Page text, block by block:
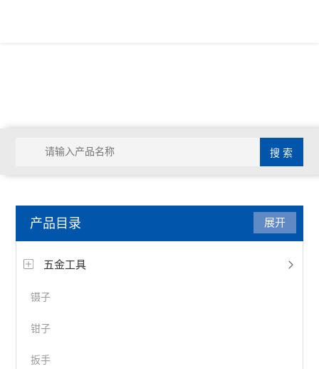
产品目录
五金工具
镊子
钳子
扳手
展开